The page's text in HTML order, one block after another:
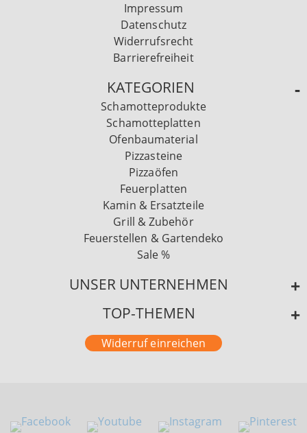
Impressum
Datenschutz
Widerrufsrecht
Barrierefreiheit
KATEGORIEN
Schamotteprodukte
Schamotteplatten
Ofenbaumaterial
Pizzasteine
Pizzaöfen
Feuerplatten
Kamin & Ersatzteile
Grill & Zubehör
Feuerstellen & Gartendeko
Sale %
UNSER UNTERNEHMEN
TOP-THEMEN
Widerruf einreichen